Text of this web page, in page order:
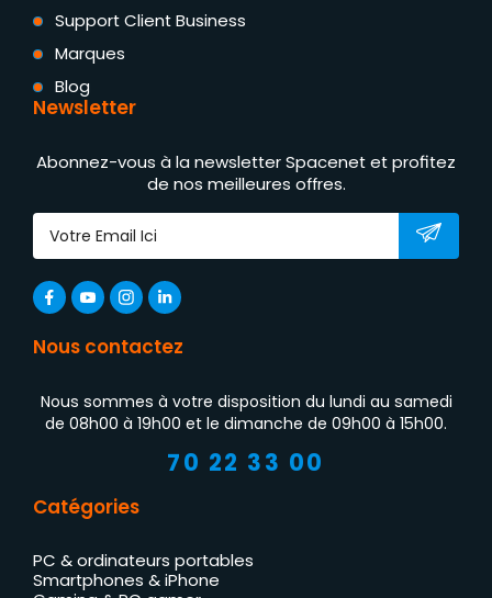
Support Client Business
Marques
Blog
Newsletter
Abonnez-vous à la newsletter Spacenet et profitez
de nos meilleures offres.
Nous contactez
Nous sommes à votre disposition du lundi au samedi
de 08h00 à 19h00 et le dimanche de 09h00 à 15h00.
70 22 33 00
Catégories
PC & ordinateurs portables
Smartphones & iPhone